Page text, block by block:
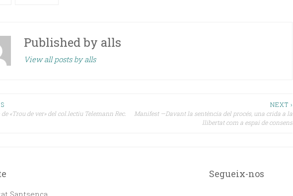
Published by alls
View all posts by alls
«Trou de ver» del col.lectiu Telemann Rec.
NEXT ›
Manifest —Davant la sentència del procés, una crida a la
llibertat com a espai de consens
Santsenca
Segueix-nos